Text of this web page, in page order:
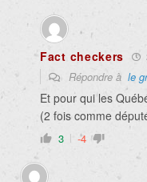
Fact checkers
Répondre à le
Et pour qui les
(2 fois comme
3 -4